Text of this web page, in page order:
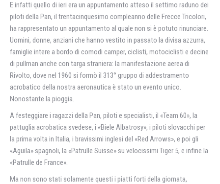
E infatti quello di ieri era un appuntamento atteso il settimo raduno dei
piloti della Pan, il trentacinquesimo compleanno delle Frecce Tricolori,
ha rappresentato un appuntamento al quale non si è potuto rinunciare.
Uomini, donne, anziani che hanno vestito in passato la divisa azzurra,
famiglie intere a bordo di comodi camper, ciclisti, motociclisti e decine
di pullman anche con targa straniera: la manifestazione aerea di
Rivolto, dove nel 1960 si formò il 313° gruppo di addestramento
acrobatico della nostra aeronautica è stato un evento unico.
Nonostante la pioggia.
A festeggiare i ragazzi della Pan, piloti e specialisti, il «Team 60», la
pattuglia acrobatica svedese, i «Biele Albatrosy», i piloti slovacchi per
la prima volta in Italia, i bravissimi inglesi del «Red Arrows», e poi gli
«Aguila» spagnoli, la «Patrulle Suisse» su velocissimi Tiger 5, e infine la
«Patrulle de France».
Ma non sono stati solamente questi i piatti forti della giornata,